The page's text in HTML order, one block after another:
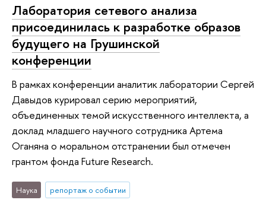
Лаборатория сетевого анализа
присоединилась к разработке образов
будущего на Грушинской
конференции
В рамках конференции аналитик лаборатории Сергей
Давыдов курировал серию мероприятий,
объединенных темой искусственного интеллекта, а
доклад младшего научного сотрудника Артема
Оганяна о моральном отстранении был отмечен
грантом фонда Future Research.
Наука репортаж о событии